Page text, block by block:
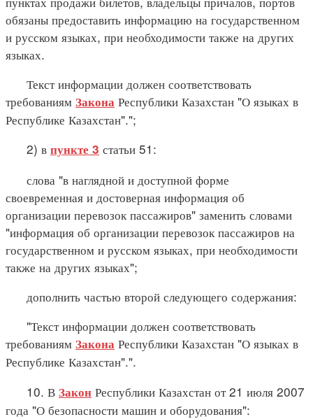
обязаны предоставить информацию на государственном
и русском языках, при необходимости также на других
языках.
Текст информации должен соответствовать
требованиям Закона Республики Казахстан "О языках в
Республике Казахстан".";
2) в пункте 3 статьи 51:
слова "в наглядной и доступной форме
своевременная и достоверная информация об
организации перевозок пассажиров" заменить словами
"информация об организации перевозок пассажиров на
государственном и русском языках, при необходимости
также на других языках";
дополнить частью второй следующего содержания:
"Текст информации должен соответствовать
требованиям Закона Республики Казахстан "О языках в
Республике Казахстан".".
10. В Закон Республики Казахстан от 21 июля 2007
года "О безопасности машин и оборудования":